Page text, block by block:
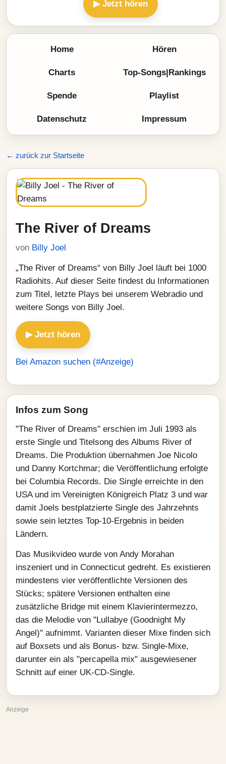
▶ Jetzt hören
Home Hören
Charts Top-Songs|Rankings
Spende Playlist
Datenschutz Impressum
← zurück zur Startseite
The River of Dreams
von Billy Joel
„The River of Dreams“ von Billy Joel läuft bei 1000
Radiohits. Auf dieser Seite findest du Informationen
zum Titel, letzte Plays bei unserem Webradio und
weitere Songs von Billy Joel.
▶ Jetzt hören
Bei Amazon suchen (#Anzeige)
Infos zum Song
"The River of Dreams" erschien im Juli 1993 als
erste Single und Titelsong des Albums River of
Dreams. Die Produktion übernahmen Joe Nicolo
und Danny Kortchmar; die Veröffentlichung erfolgte
bei Columbia Records. Die Single erreichte in den
USA und im Vereinigten Königreich Platz 3 und war
damit Joels bestplatzierte Single des Jahrzehnts
sowie sein letztes Top-10-Ergebnis in beiden
Ländern.
Das Musikvideo wurde von Andy Morahan
inszeniert und in Connecticut gedreht. Es existieren
mindestens vier veröffentlichte Versionen des
Stücks; spätere Versionen enthalten eine
zusätzliche Bridge mit einem Klavierintermezzo,
das die Melodie von "Lullabye (Goodnight My
Angel)" aufnimmt. Varianten dieser Mixe finden sich
auf Boxsets und als Bonus- bzw. Single-Mixe,
darunter ein als "percapella mix" ausgewiesener
Schnitt auf einer UK-CD-Single.
Anzeige